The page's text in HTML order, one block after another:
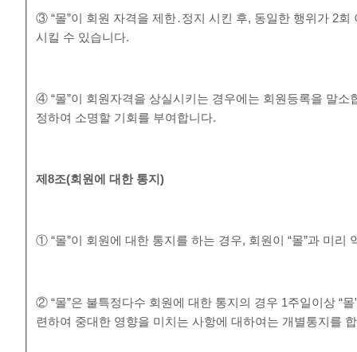
③ “몰”이 회원 자격을 제한․정지 시킨 후, 동일한 행위가 2
시킬 수 있습니다.
④ “몰”이 회원자격을 상실시키는 경우에는 회원등록을 말
정하여 소명할 기회를 부여합니다.
제8조(회원에 대한 통지)
① “몰”이 회원에 대한 통지를 하는 경우, 회원이 “몰”과 미
② “몰”은 불특정다수 회원에 대한 통지의 경우 1주일이상 “
련하여 중대한 영향을 미치는 사항에 대하여는 개별통지를